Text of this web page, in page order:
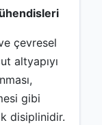
çevresel
altyapıyı
gibi
disiplinidir.